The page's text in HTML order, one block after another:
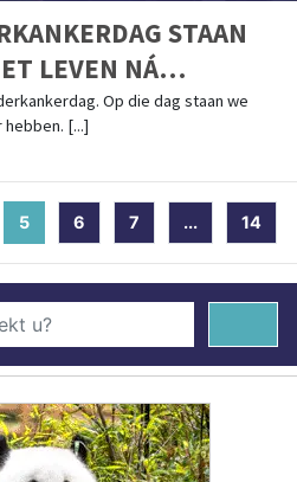
STAAN
LEVEN NÁ
Op die dag staan we
[...]
5 (current)
6 7 ... 14